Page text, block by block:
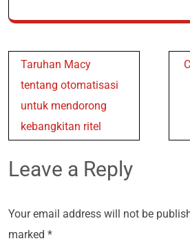
Post
navigation
Taruhan Macy
tentang otomatisasi
untuk mendorong
kebangkitan ritel
Leave a Reply
Your email address will not be
marked *